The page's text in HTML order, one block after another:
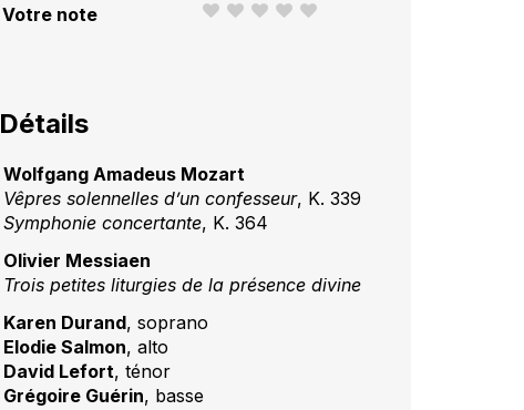
Votre note
Détails
Wolfgang Amadeus Mozart
Vêpres solennelles d’un confesseur, K. 339
Symphonie concertante, K. 364
Olivier Messiaen
Trois petites liturgies de la présence divine
Karen Durand, soprano
Elodie Salmon, alto
David Lefort, ténor
Grégoire Guérin, basse